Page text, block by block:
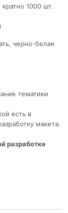
1000 шт.
черно-белая
тематики
есть в
макета.
разработке